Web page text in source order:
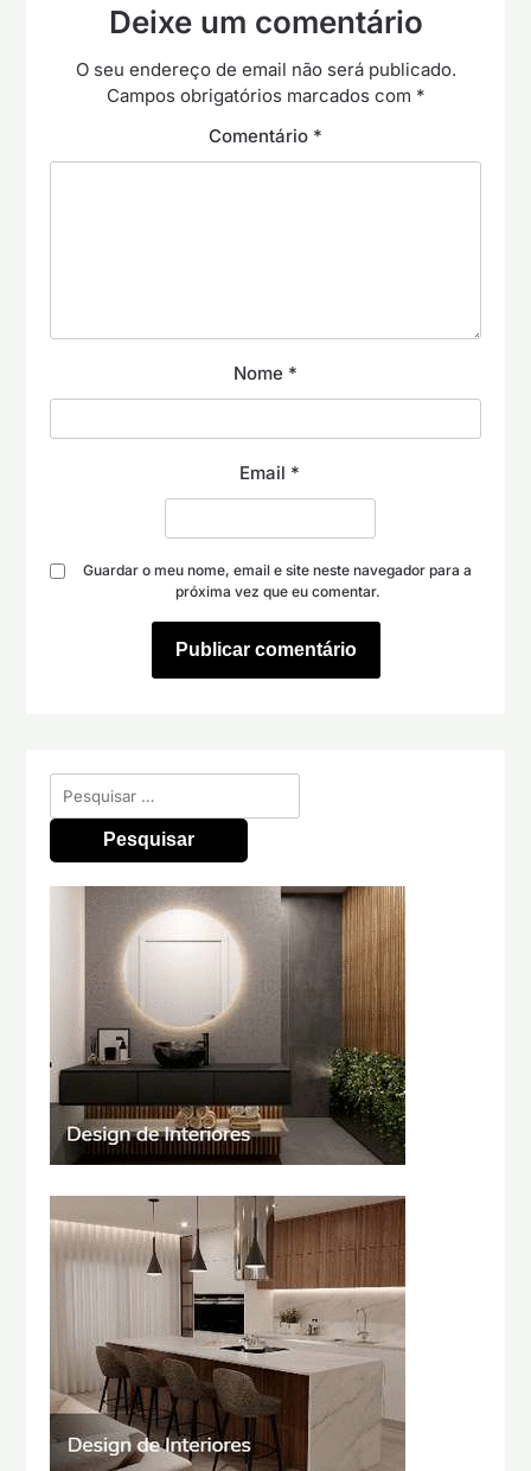
Deixe um comentário
O seu endereço de email não será publicado.
Campos obrigatórios marcados com *
Comentário *
Nome *
Email *
Guardar o meu nome, email e site neste navegador para a
próxima vez que eu comentar.
Pesquisar
por: